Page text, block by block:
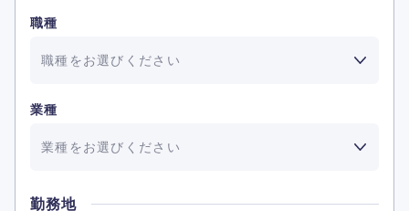
職種
職種をお選びください
業種
業種をお選びください
勤務地